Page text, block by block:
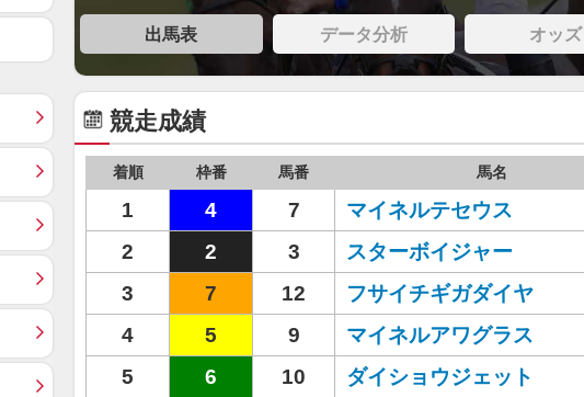
出馬表 データ分析 オッズ
競走成績
着順 枠番 馬番 馬名
1 4 7 マイネルテセウス
2
2 3 スターボイジャー
3
7 12 フサイチギガダイヤ
4
5 9 マイネルアワグラス
5
6 10 ダイショウジェット